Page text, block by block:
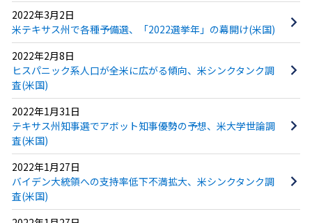
2022年3月2日
米テキサス州で各種予備選、「2022選挙年」の幕開け(米国)
2022年2月8日
ヒスパニック系人口が全米に広がる傾向、米シンクタンク調
査(米国)
2022年1月31日
テキサス州知事選でアボット知事優勢の予想、米大学世論調
査(米国)
2022年1月27日
バイデン大統領への支持率低下不満拡大、米シンクタンク調
査(米国)